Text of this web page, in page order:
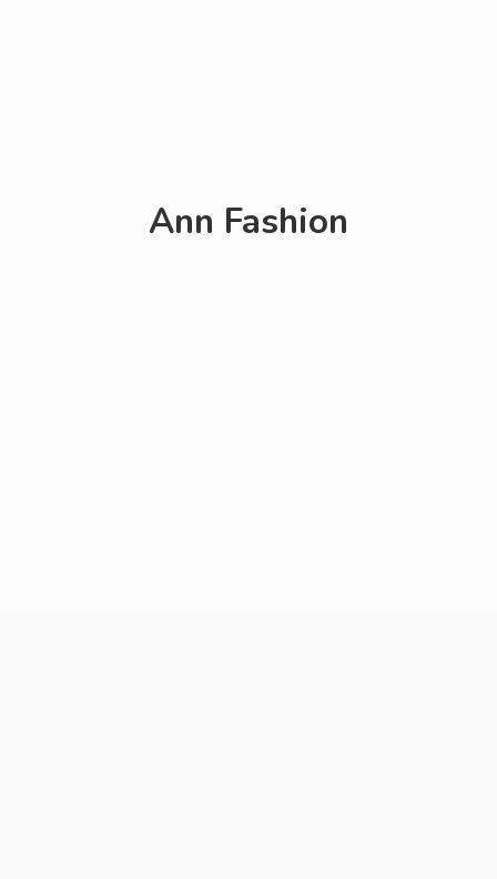
Ann Fashion